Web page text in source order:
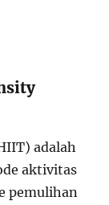
adalah
aktivitas
pemulihan